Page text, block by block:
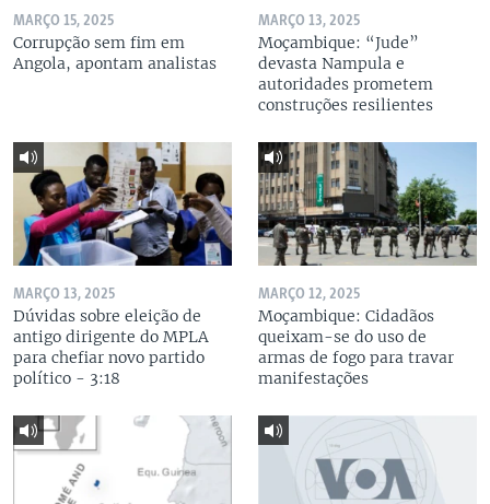
MARÇO 15, 2025
Corrupção sem fim em
Angola, apontam analistas
MARÇO 13, 2025
Moçambique: “Jude”
devasta Nampula e
autoridades prometem
construções resilientes
MARÇO 13, 2025
Dúvidas sobre eleição de
antigo dirigente do MPLA
para chefiar novo partido
político - 3:18
MARÇO 12, 2025
Moçambique: Cidadãos
queixam-se do uso de
armas de fogo para travar
manifestações